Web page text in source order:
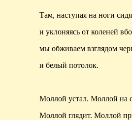
Там, наступая на ноги
и уклоняясь от коленей
мы обживаем взглядом
и белый потолок.
Моллой устал. Моллой на
Моллой глядит. Моллой